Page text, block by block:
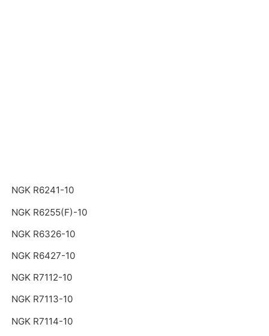
NGK R6241-10
NGK R6255(F)-10
NGK R6326-10
NGK R6427-10
NGK R7112-10
NGK R7113-10
NGK R7114-10